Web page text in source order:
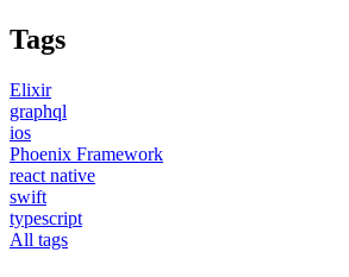
Tags
Elixir
graphql
ios
Phoenix Framework
react native
swift
typescript
All tags